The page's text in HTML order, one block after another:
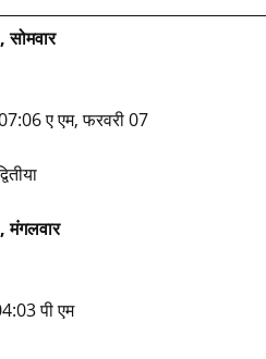
ए एम, फरवरी 07
मंगलवार
पी एम